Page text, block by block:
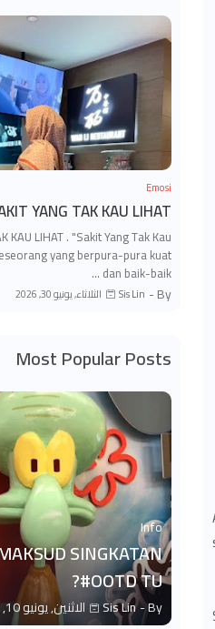
Emosi
YANG TAK KAU LIHAT
KAU LIHAT . "Sakit Yang Tak Kau
yang berpura-pura kuat
dan baik-baik …
By -
Sis Lin الثلاثاء, يونيو 30, 2026
Most Popular Posts
Info
SINGKATAN
#OOTD TU?
By -
Sis Lin الاثنين, يونيو 10, 2019